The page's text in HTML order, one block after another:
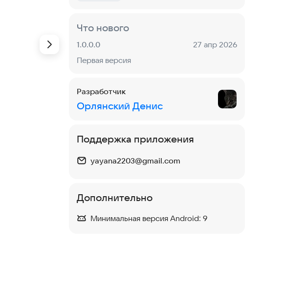
MadOut2 BigCityOnline
4,3
Стрелялки
Шутеры
4,8
Что нового
Версия:
1.0.0.0 Дата:
27 апр 2026
Первая версия
Разработчик
Орлянский Денис
Поддержка приложения
yayana2203@gmail.com
Дополнительно
Минимальная версия Android: 9